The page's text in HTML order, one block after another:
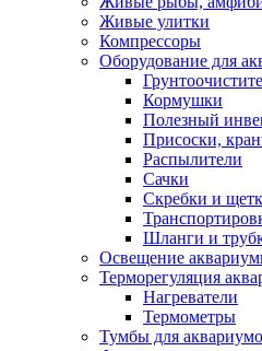
Живые улитки
Компрессоры
Оборудование для
Кормушки
Полезный
Присоски,
Распылители
Сачки
Скребки и
Шланги и
Освещение
Терморегуляция
Нагреватели
Термометры
Тумбы для